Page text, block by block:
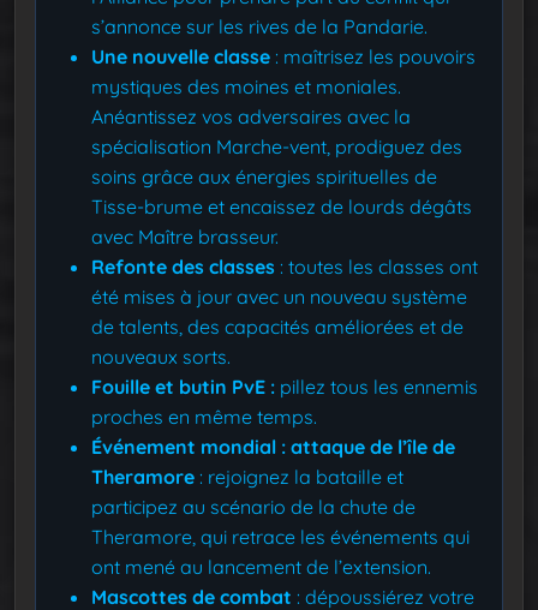
s’annonce sur les rives de la Pandarie.
Une nouvelle classe : maîtrisez les pouvoirs
mystiques des moines et moniales.
Anéantissez vos adversaires avec la
spécialisation Marche-vent, prodiguez des
soins grâce aux énergies spirituelles de
Tisse-brume et encaissez de lourds dégâts
avec Maître brasseur.
Refonte des classes : toutes les classes ont
été mises à jour avec un nouveau système
de talents, des capacités améliorées et de
nouveaux sorts.
Fouille et butin PvE : pillez tous les ennemis
proches en même temps.
Événement mondial : attaque de l’île de
Theramore : rejoignez la bataille et
participez au scénario de la chute de
Theramore, qui retrace les événements qui
ont mené au lancement de l’extension.
Mascottes de combat : dépoussiérez votre